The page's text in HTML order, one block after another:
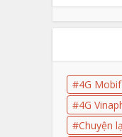
4G
4G
Chuyện lạ